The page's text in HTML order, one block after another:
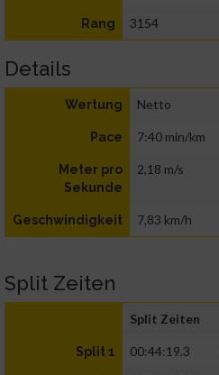
Rang 3154
Details
Wertung Netto
Pace 7:40 min/km
Meter pro
Sekunde
2,18 m/s
Geschwindigkeit 7,83 km/h
Split Zeiten
Split Zeiten
Split 1 00:44:19.3